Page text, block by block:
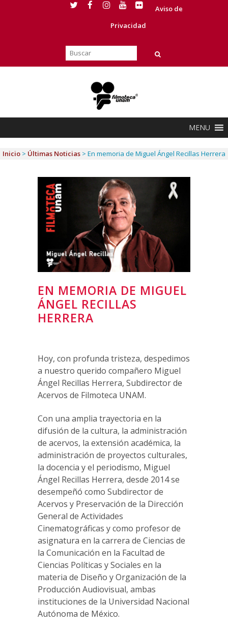
Aviso de
Privacidad
MENU
Inicio > Últimas Noticias > En memoria de Miguel Ángel Recillas Herrera
EN MEMORIA DE MIGUEL
ÁNGEL RECILLAS
HERRERA
Hoy, con profunda tristeza, despedimos
a nuestro querido compañero Miguel
Ángel Recillas Herrera, Subdirector de
Acervos de Filmoteca UNAM.
Con una amplia trayectoria en la
difusión de la cultura, la administración
de acervos, la extensión académica, la
administración de proyectos culturales,
la docencia y el periodismo, Miguel
Ángel Recillas Herrera, desde 2014 se
desempeñó como Subdirector de
Acervos y Preservación de la Dirección
General de Actividades
Cinematográficas y como profesor de
asignatura en la carrera de Ciencias de
la Comunicación en la Facultad de
Ciencias Políticas y Sociales en la
materia de Diseño y Organización de la
Producción Audiovisual, ambas
instituciones de la Universidad Nacional
Autónoma de México.